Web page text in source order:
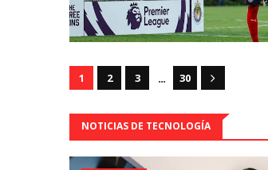
1 2 3 ... 30
NOTICIAS DE TECNOLOGÍA